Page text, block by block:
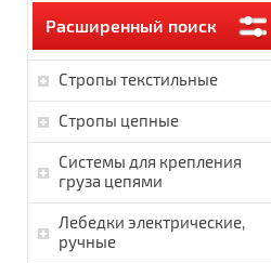
Расширенный поиск
Стропы текстильные
Стропы цепные
Системы для крепления
груза цепями
Лебедки электрические,
ручные